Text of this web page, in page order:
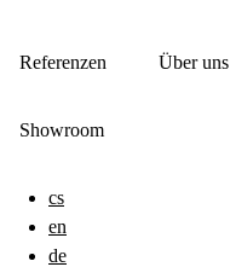
Referenzen Über uns
Showroom
cs
en
de